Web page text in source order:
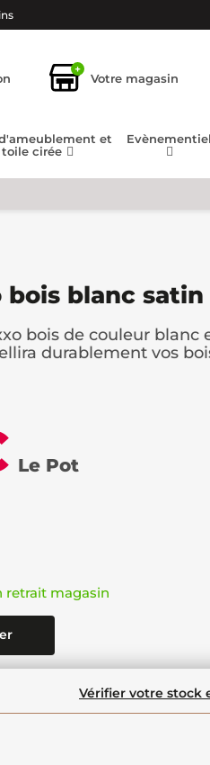
+
Votre magasin
et
toile cirée
Evènementiel
blanc satin
bois de couleur blanc
durablement vos
Le Pot
retrait magasin
Vérifier votre stock